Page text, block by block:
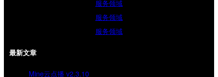
服务领域
服务领域
服务领域
最新文章
Mine云点播 v2.3.10